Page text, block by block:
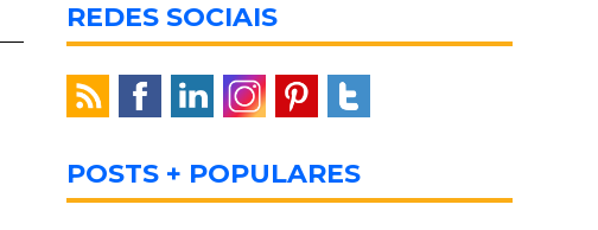
REDES SOCIAIS
POSTS + POPULARES